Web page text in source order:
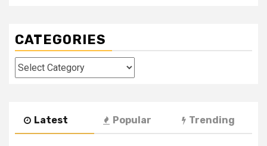
CATEGORIES
Categories
Latest Popular Trending